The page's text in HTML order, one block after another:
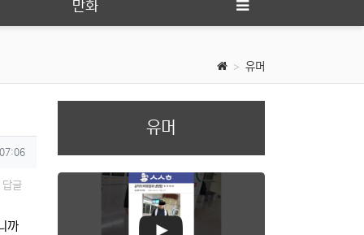
만화
유머
답글
까
유머